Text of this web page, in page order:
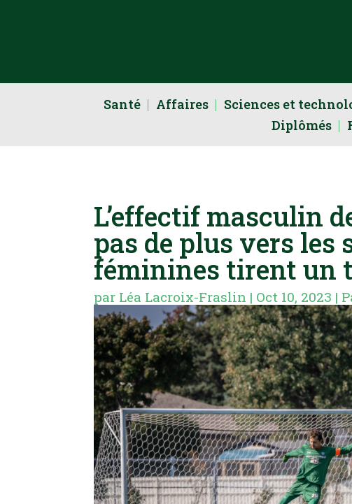
Santé Affaires Sciences et
Diplômés
L’effectif masculin
pas de plus vers les
féminines tirent un
par Léa Lacroix-Fraslin | Oct 10, 2023 |